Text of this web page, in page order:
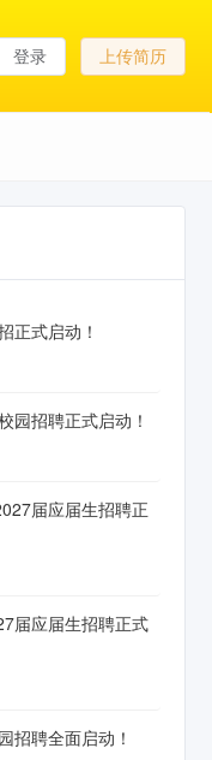
登录 上传简历
正式启动！
园招聘正式启动！
届应届生招聘正
届应届生招聘正式
招聘全面启动！